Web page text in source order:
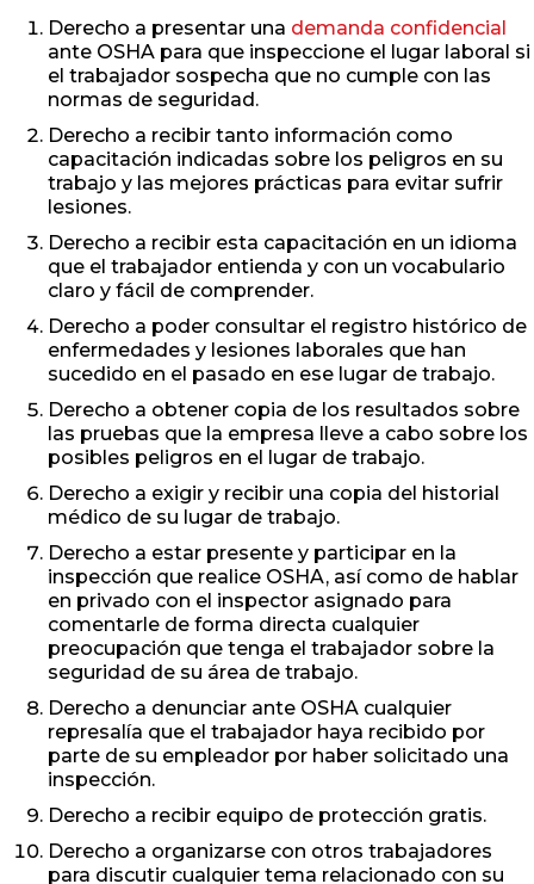
Derecho a presentar una demanda confidencial
ante OSHA para que inspeccione el lugar laboral si
el trabajador sospecha que no cumple con las
normas de seguridad.
Derecho a recibir tanto información como
capacitación indicadas sobre los peligros en su
trabajo y las mejores prácticas para evitar sufrir
lesiones.
Derecho a recibir esta capacitación en un idioma
que el trabajador entienda y con un vocabulario
claro y fácil de comprender.
Derecho a poder consultar el registro histórico de
enfermedades y lesiones laborales que han
sucedido en el pasado en ese lugar de trabajo.
Derecho a obtener copia de los resultados sobre
las pruebas que la empresa lleve a cabo sobre los
posibles peligros en el lugar de trabajo.
Derecho a exigir y recibir una copia del historial
médico de su lugar de trabajo.
Derecho a estar presente y participar en la
inspección que realice OSHA, así como de hablar
en privado con el inspector asignado para
comentarle de forma directa cualquier
preocupación que tenga el trabajador sobre la
seguridad de su área de trabajo.
Derecho a denunciar ante OSHA cualquier
represalía que el trabajador haya recibido por
parte de su empleador por haber solicitado una
inspección.
Derecho a recibir equipo de protección gratis.
Derecho a organizarse con otros trabajadores
para discutir cualquier tema relacionado con su